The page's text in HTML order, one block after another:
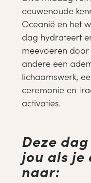
eeuwenoude
Oceanië en het
dag hydrateert
meevoeren
andere een
lichaamswerk,
ceremonie en
activaties.
Deze
jou als je
naar: